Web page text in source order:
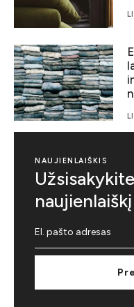
NAUJIENLAIŠKIS
naujienlaiškį